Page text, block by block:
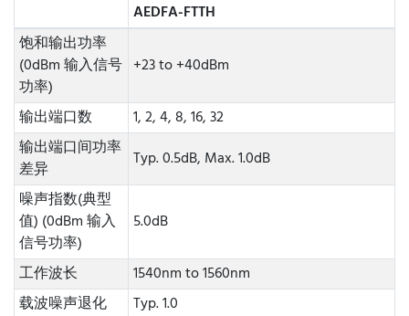
AEDFA-FTTH
饱和输出功率
(0dBm 输入信号
功率)
+23 to +40dBm
输出端口数
1, 2, 4, 8, 16, 32
输出端口间功率
差异
Typ. 0.5dB, Max. 1.0dB
噪声指数(典型
值) (0dBm 输入
信号功率)
5.0dB
工作波长
1540nm to 1560nm
载波噪声退化
Typ. 1.0